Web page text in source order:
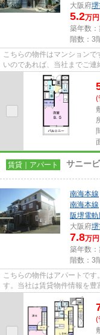
大阪府堺
5.2万円
築年数：
階数：3
こちらの物件はマンション
いのであれば、当社までご
介致します。
(
賃貸｜アパート サニー
南海本線
南海本線
阪堺電
大阪府堺
7.8万円
築年数：
階数：3
こちらの物件はアパートで
す。当社は賃貸物件情報を
た物件をご紹介させていただ...
(